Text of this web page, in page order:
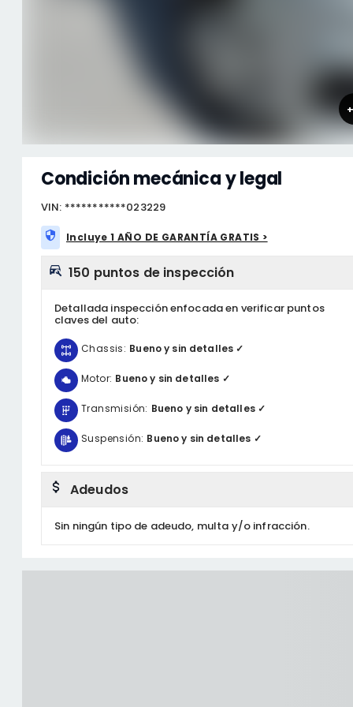
Condición mecánica y legal
VIN: ***********023229
Incluye 1 AÑO DE GARANTÍA GRATIS >
150 puntos de inspección
Detallada inspección enfocada en verificar puntos
claves del auto:
Chassis: Bueno y sin detalles ✓
Motor: Bueno y sin detalles ✓
Transmisión: Bueno y sin detalles ✓
Suspensión: Bueno y sin detalles ✓
Adeudos
Sin ningún tipo de adeudo, multa y/o infracción.